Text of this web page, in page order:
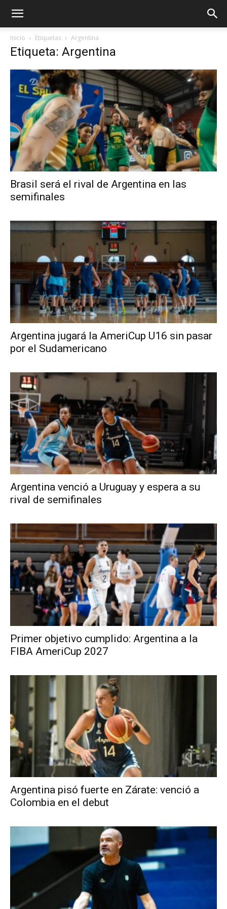
Inicio Etiquetas Argentina
Etiqueta: Argentina
Brasil será el rival de Argentina en las
semifinales
Argentina jugará la AmeriCup U16 sin pasar
por el Sudamericano
Argentina venció a Uruguay y espera a su
rival de semifinales
Primer objetivo cumplido: Argentina a la
FIBA AmeriCup 2027
Argentina pisó fuerte en Zárate: venció a
Colombia en el debut